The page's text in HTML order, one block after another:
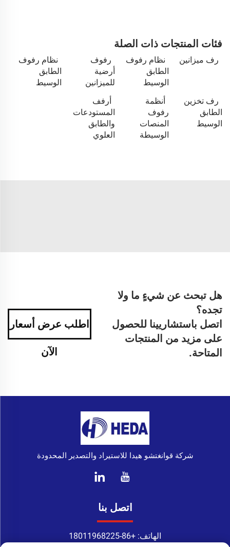
فئات المنتجات ذات الصلة
رف ميزانين
نظام رفوف
الطابق
الوسيط
رفوف
أرضية
للميزانين
نظام رفوف
الطابق
الوسيط
رف تخزين
الطابق
الوسيط
أنظمة
رفوف
المنصات
الوسيطة
أرفف
المستودعات
والطابق
العلوي
هل تبحث عن شيءٍ ما ولا
تجده؟
اتصل باستشاريينا للحصول
على مزيد من المنتجات
المتاحة.
اطلب عرض أسعار
الآن
شركة قوانغتشو هيدا للاستيراد والتصدير المحدودة
اتصل بنا
الهاتف: +86-18011968225